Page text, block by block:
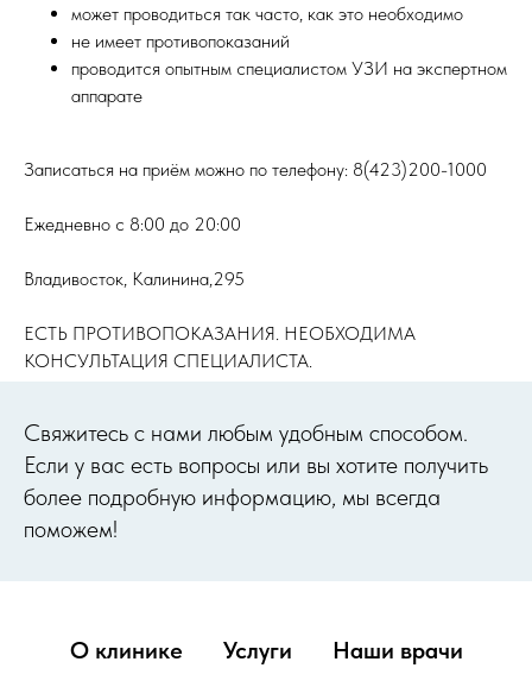
может проводиться так часто, как это необходимо
не имеет противопоказаний
проводится опытным специалистом УЗИ на экспертном
аппарате
Записаться на приём можно по телефону: 8(423)200-1000
Ежедневно с 8:00 до 20:00
Владивосток, Калинина,295
ЕСТЬ ПРОТИВОПОКАЗАНИЯ. НЕОБХОДИМА
КОНСУЛЬТАЦИЯ СПЕЦИАЛИСТА.
Cвяжитесь с нами любым удобным способом.
Если у вас есть вопросы или вы хотите получить
более подробную информацию, мы всегда
поможем!
О клинике Услуги
Наши врачи